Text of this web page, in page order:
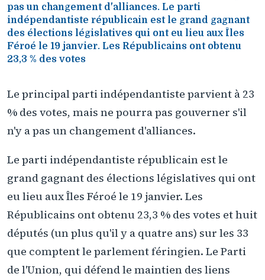
pas un changement d'alliances. Le parti
indépendantiste républicain est le grand gagnant
des élections législatives qui ont eu lieu aux Îles
Féroé le 19 janvier. Les Républicains ont obtenu
23,3 % des votes
Le principal parti indépendantiste parvient à 23
% des votes, mais ne pourra pas gouverner s'il
n'y a pas un changement d'alliances.
Le parti indépendantiste républicain est le
grand gagnant des élections législatives qui ont
eu lieu aux Îles Féroé le 19 janvier. Les
Républicains ont obtenu 23,3 % des votes et huit
députés (un plus qu'il y a quatre ans) sur les 33
que comptent le parlement féringien. Le Parti
de l'Union, qui défend le maintien des liens